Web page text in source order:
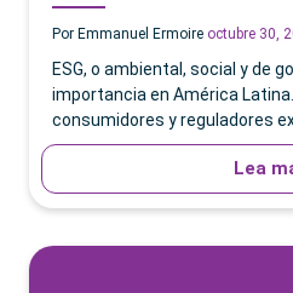
Por Emmanuel Ermoire octubre 30,
ESG, o ambiental, social y de
importancia en América
consumidores y reguladores
Lea